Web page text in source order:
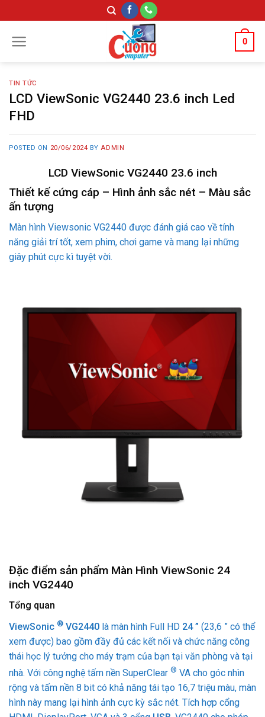
to
content
0
TIN TỨC
LCD ViewSonic VG2440 23.6 inch Led
FHD
POSTED ON 20/06/2024 BY ADMIN
LCD ViewSonic VG2440 23.6 inch
Thiết kế cứng cáp – Hình ảnh sắc nét – Màu sắc
ấn tượng
Màn hình Viewsonic VG2440 được đánh giá cao về tính
năng giải trí tốt, xem phim, chơi game và mang lại những
giây phút cực kì tuyệt vời.
Đặc điểm sản phẩm Màn Hình ViewSonic 24
inch VG2440
Tổng quan
ViewSonic ® VG2440 là màn hình Full HD 24 ” (23,6 ” có thể
xem được) bao gồm đầy đủ các kết nối và chức năng công
thái học lý tưởng cho máy trạm của bạn tại văn phòng và tại
nhà. Với công nghệ tấm nền SuperClear ® VA cho góc nhìn
rộng và tấm nền 8 bit có khả năng tái tạo 16,7 triệu màu, màn
hình này mang lại hình ảnh cực kỳ sắc nét. Tích hợp cổng